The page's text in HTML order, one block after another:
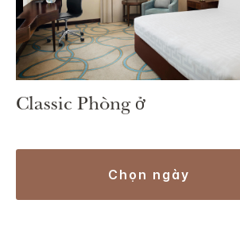
Classic Phòng ở
chọn ngày